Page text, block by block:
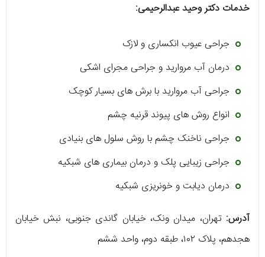
خدمات دکتر وحید عبدالرحیمی:
جراحی عیوب انکساری و لازک
درمان آب مروارید و جراحی مجرای اشکی
جراحی آب مروارید با برش‌ های بسیار کوچک
انواع روش‌ های پیوند قرنیه چشم
جراحی ناخنک چشم با روش سلول‌ های بنیادی
جراحی زیبایی پلک و درمان بیماری‌ های شبکیه
درمان دیابت و خونریزی شبکیه
آدرس: تهران، میدان ونک، خیابان گاندی جنوبی، نبش خیابان
هجدهم، پلاک ۱۰۲، طبقه دوم، واحد ششم